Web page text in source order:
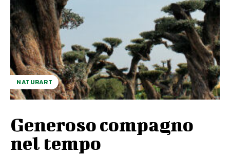
NATURART
Generoso compagno
nel tempo